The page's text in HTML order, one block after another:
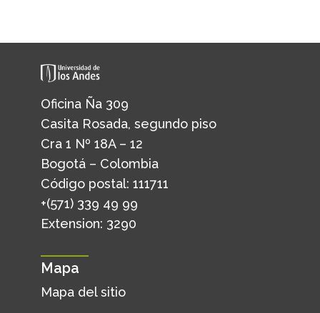
Oficina Ña 309
Casita Rosada, segundo piso
Cra 1 Nº 18A – 12
Bogotá – Colombia
Código postal: 111711
+(571) 339 49 99
Extension: 3290
Mapa
Mapa del sitio